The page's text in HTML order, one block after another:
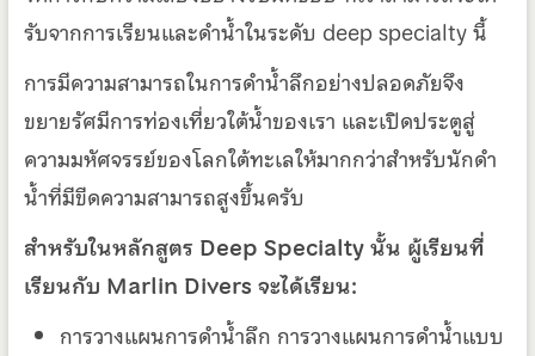
รับจากการเรียนและดำน้ำในระดับ deep specialty นี้
การมีความสามารถในการดำน้ำลึกอย่างปลอดภัยจึง
ขยายรัศมีการท่องเที่ยวใต้น้ำของเรา และเปิดประตูสู่
ความมหัศจรรย์ของโลกใต้ทะเลให้มากกว่าสำหรับนักดำ
น้ำที่มีขีดความสามารถสูงขึ้นครับ
สำหรับในหลักสูตร Deep Specialty นั้น ผู้เรียนที่
เรียนกับ Marlin Divers จะได้เรียน:
การวางแผนการดำน้ำลึก การวางแผนการดำน้ำแบบ